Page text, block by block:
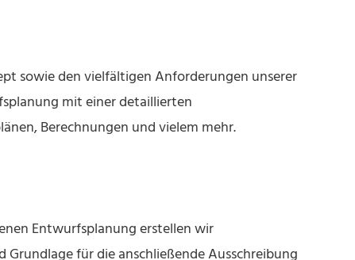
sowie den vielfältigen Anforderungen unserer
mit einer detaillierten
Berechnungen und vielem mehr.
Entwurfsplanung erstellen wir
für die anschließende Ausschreibung